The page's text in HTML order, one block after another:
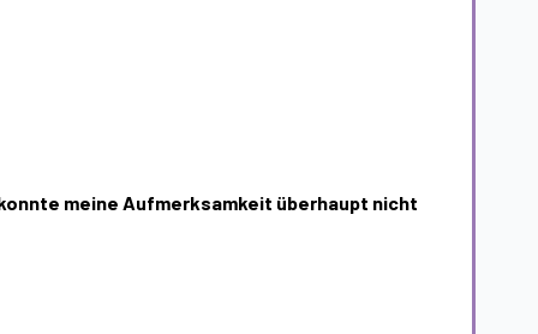
meine Aufmerksamkeit überhaupt nicht